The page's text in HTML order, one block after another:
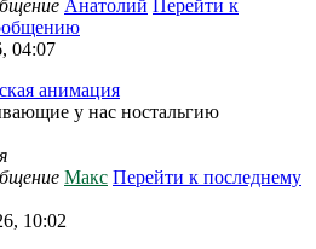
Анатолий Перейти к
04:07
анимация
у нас ностальгию
Макс Перейти к последнему
10:02